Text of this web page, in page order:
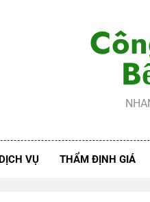
DỊCH VỤ THẨM ĐỊNH GIÁ